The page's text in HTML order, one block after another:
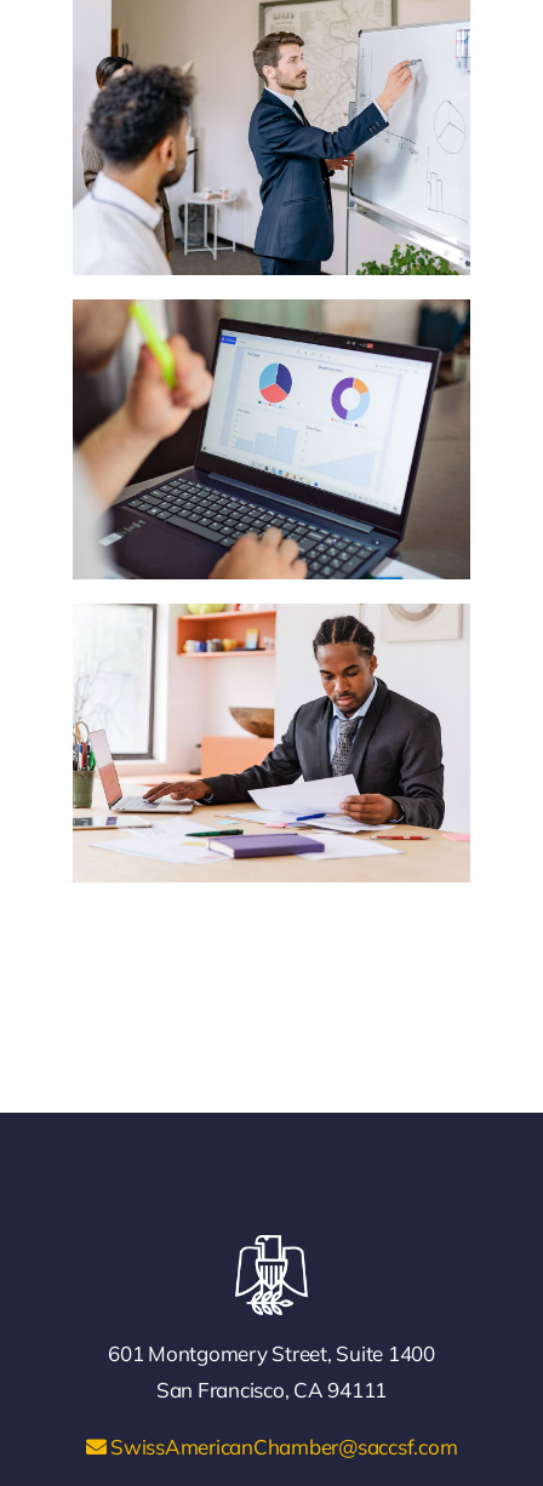
601 Montgomery Street, Suite 1400
San Francisco, CA 94111
SwissAmericanChamber@saccsf.com